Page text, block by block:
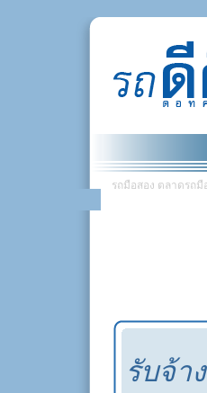
รถมือสอง ตลาดรถมื
รับจ้า